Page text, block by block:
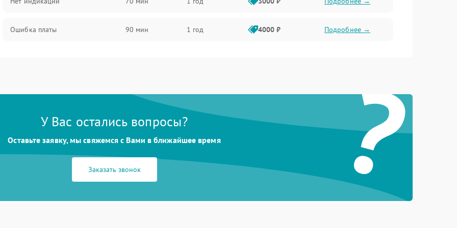
Ошибка платы 90 мин 1 год 4000 ₽ Подробнее →
?
У Вас остались вопросы?
Оставьте заявку, мы свяжемся с Вами в ближайшее время
Заказать звонок